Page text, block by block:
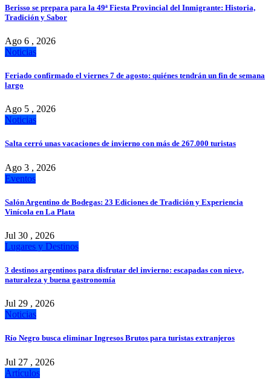
Berisso se prepara para la 49ª Fiesta Provincial del Inmigrante: Historia,
Tradición y Sabor
Ago 6 , 2026
Noticias
Feriado confirmado el viernes 7 de agosto: quiénes tendrán un fin de semana
largo
Ago 5 , 2026
Noticias
Salta cerró unas vacaciones de invierno con más de 267.000 turistas
Ago 3 , 2026
Eventos
Salón Argentino de Bodegas: 23 Ediciones de Tradición y Experiencia
Vinícola en La Plata
Jul 30 , 2026
Lugares y Destinos
3 destinos argentinos para disfrutar del invierno: escapadas con nieve,
naturaleza y buena gastronomía
Jul 29 , 2026
Noticias
Río Negro busca eliminar Ingresos Brutos para turistas extranjeros
Jul 27 , 2026
Artículos